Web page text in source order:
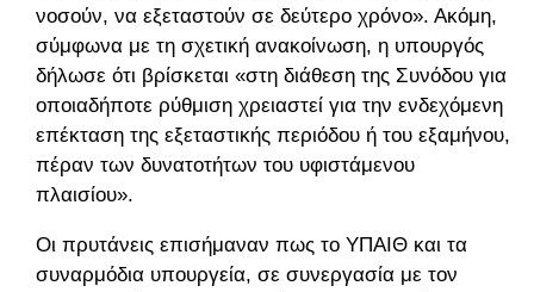
νοσούν, να εξεταστούν σε δεύτερο χρόνο». Ακόμη,
σύμφωνα με τη σχετική ανακοίνωση, η υπουργός
δήλωσε ότι βρίσκεται «στη διάθεση της Συνόδου για
οποιαδήποτε ρύθμιση χρειαστεί για την ενδεχόμενη
επέκταση της εξεταστικής περιόδου ή του εξαμήνου,
πέραν των δυνατοτήτων του υφιστάμενου
πλαισίου».
Οι πρυτάνεις επισήμαναν πως το ΥΠΑΙΘ και τα
συναρμόδια υπουργεία, σε συνεργασία με τον